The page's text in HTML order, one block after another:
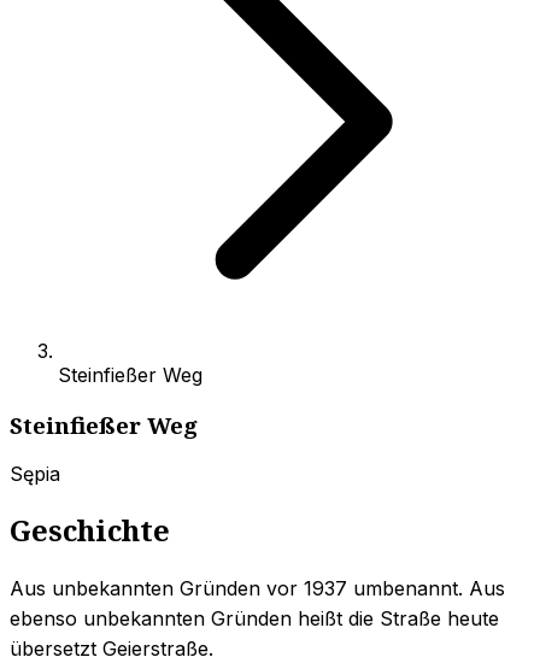
Steinfießer Weg
Steinfießer Weg
Sępia
Geschichte
Aus unbekannten Gründen vor 1937 umbenannt. Aus
ebenso unbekannten Gründen heißt die Straße heute
übersetzt Geierstraße.